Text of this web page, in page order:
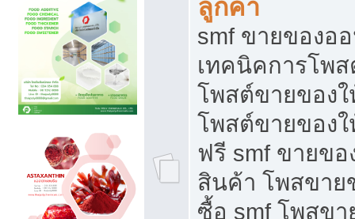
ลูกค้า
smf ขายของอ
เทคนิคการโพ
โพสต์ขายของ
โพสต์ขายของ
ฟรี smf ขายข
สินค้า โพสขาย
ซื้อ smf โพสข